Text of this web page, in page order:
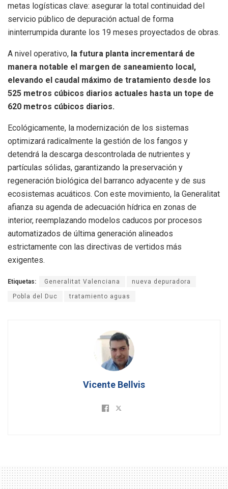
metas logísticas clave: asegurar la total continuidad del
servicio público de depuración actual de forma
ininterrumpida durante los 19 meses proyectados de obras.
A nivel operativo, la futura planta incrementará de
manera notable el margen de saneamiento local,
elevando el caudal máximo de tratamiento desde los
525 metros cúbicos diarios actuales hasta un tope de
620 metros cúbicos diarios.
Ecológicamente, la modernización de los sistemas
optimizará radicalmente la gestión de los fangos y
detendrá la descarga descontrolada de nutrientes y
partículas sólidas, garantizando la preservación y
regeneración biológica del barranco adyacente y de sus
ecosistemas acuáticos. Con este movimiento, la Generalitat
afianza su agenda de adecuación hídrica en zonas de
interior, reemplazando modelos caducos por procesos
automatizados de última generación alineados
estrictamente con las directivas de vertidos más
exigentes.
Etiquetas: Generalitat Valenciana nueva depuradora
Pobla del Duc tratamiento aguas
Vicente Bellvis